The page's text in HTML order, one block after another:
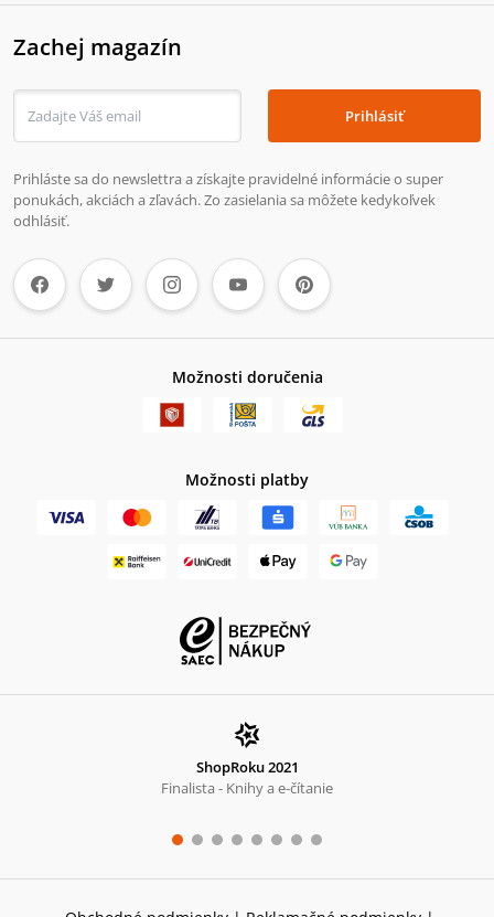
Zachej magazín
Prihlásiť
Prihláste sa do newslettra a získajte pravidelné informácie o super
ponukách, akciách a zľavách. Zo zasielania sa môžete kedykoľvek
odhlásiť.
Možnosti doručenia
Možnosti platby
ShopRoku 2021
Finalista - Knihy a e-čítanie